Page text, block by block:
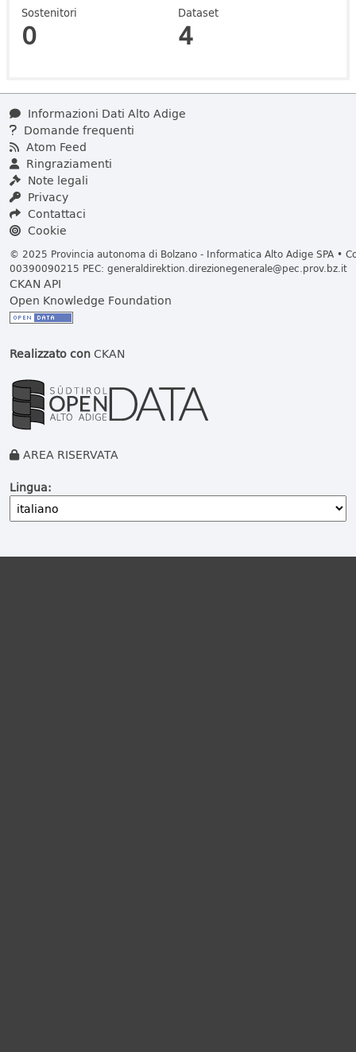
Sostenitori
0
Dataset
4
Informazioni Dati Alto Adige
Domande frequenti
Atom Feed
Ringraziamenti
Note legali
Privacy
Contattaci
Cookie
© 2025 Provincia autonoma di Bolzano - Informatica Alto Adige SPA •
00390090215 PEC: generaldirektion.direzionegenerale@pec.prov.bz.it
CKAN API
Open Knowledge Foundation
Realizzato conCKAN
AREA RISERVATA
Lingua